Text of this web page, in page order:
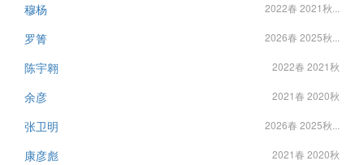
穆杨 2022春 2021秋...
罗箐 2026春 2025秋...
陈宇翱 2022春 2021秋
余彦 2021春 2020秋
张卫明 2026春 2025秋...
康彦彪 2021春 2020秋